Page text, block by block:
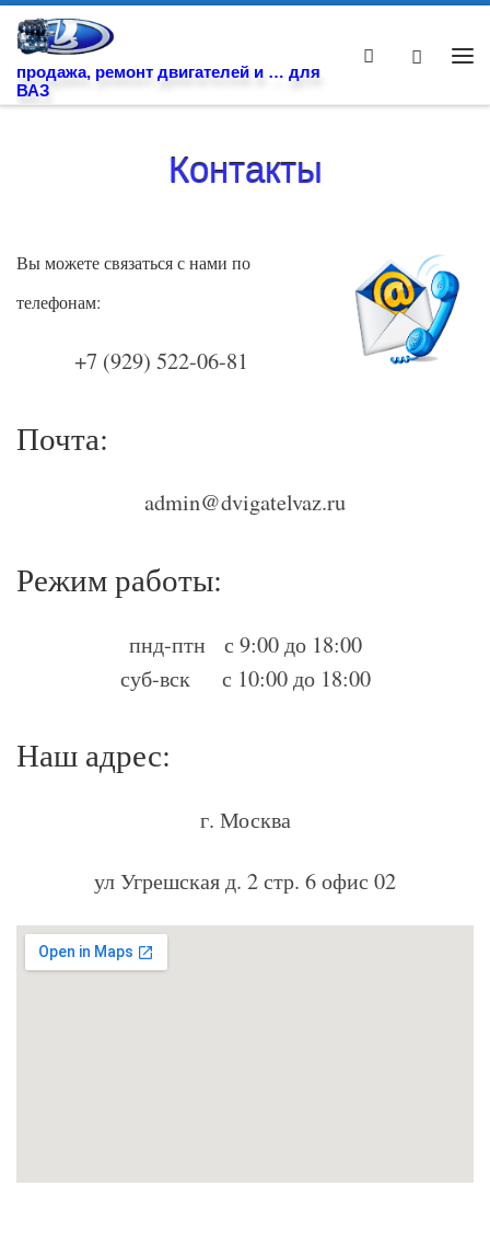
Skip to content
продажа, ремонт двигателей и … для
ВАЗ
Search
Контакты
Вы можете связаться с нами по
телефонам:
+7 (929) 522-06-81
Почта:
admin@dvigatelvaz.ru
Режим работы:
пнд-птн с 9:00 до 18:00
суб-вск с 10:00 до 18:00
Наш адрес:
г. Москва
ул Угрешская д. 2 стр. 6 офис 02